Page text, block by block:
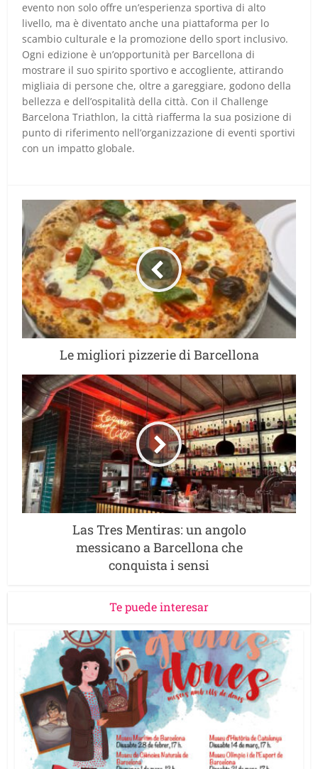
evento non solo offre un’esperienza sportiva di alto
livello, ma è diventato anche una piattaforma per lo
scambio culturale e la promozione dello sport inclusivo.
Ogni edizione è un’opportunità per Barcellona di
mostrare il suo spirito sportivo e accogliente, attirando
migliaia di persone che, oltre a gareggiare, godono della
bellezza e dell’ospitalità della città. Con il Challenge
Barcelona Triathlon, la città riafferma la sua posizione di
punto di riferimento nell’organizzazione di eventi sportivi
con un impatto globale.
Le migliori pizzerie di Barcellona
Las Tres Mentiras: un angolo
messicano a Barcellona che
conquista i sensi
Te puede interesar